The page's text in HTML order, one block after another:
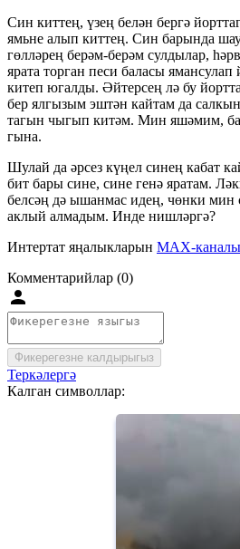
Син киттең, үзең белән бергә
ямьне алып киттең. Син барында
гөлләрең берәм-берәм сулдылар,
ярата торган песи баласы ямансулап
китеп югалды. Әйтерсең лә бу
бер ялгызым эштән кайтам да
тагын чыгып китәм. Мин яшәмим,
гына.
Шулай да әрсез күңел синең кабат
бит бары сине, сине генә яратам.
белсәң дә ышанмас идең, чөнки
аклый алмадым. Инде нишләргә?
Интертат яңалыкларын MAX-
Комментарийлар (0)
Фикерегезне калдырыгыз
Теркәлергә
Калган символлар: